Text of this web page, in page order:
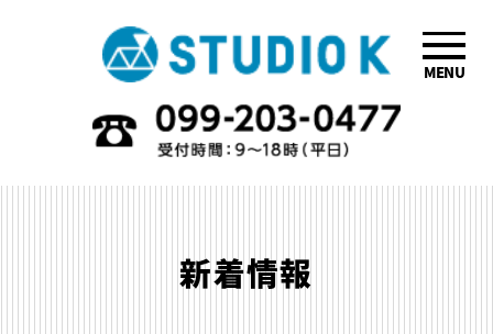
鹿児島のデザイ
ン会社STUDIO
MENU
新着情報